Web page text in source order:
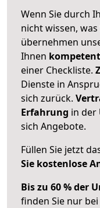
Wenn Sie durch
nicht wissen,
übernehmen
Ihnen
einer Checkliste.
Dienste in
sich zurück.
Erfahrung in der
sich Angebote.
Füllen Sie jetzt
Sie kostenlose
Bis zu 60 % der
finden Sie nur bei